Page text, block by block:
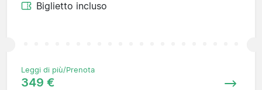
Biglietto incluso
Leggi di più/Prenota
349 €